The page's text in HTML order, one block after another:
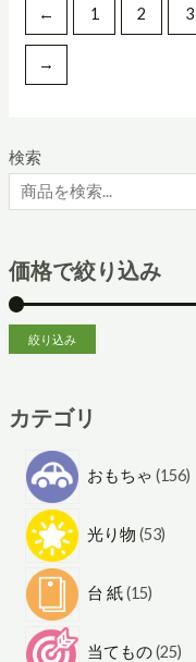
検索
価格で絞り込み
絞り込み
カテゴリ
おもちゃ 156
1
光り物 53
5
商
台 紙 15
1
個
当てもの 25
2
← 1 2 3
→